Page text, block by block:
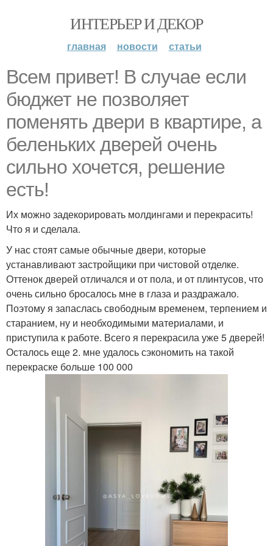
ИНТЕРЬЕР И ДЕКОР
главная новости статьи
Всем привет! В случае если
бюджет не позволяет
поменять двери в квартире, а
беленьких дверей очень
сильно хочется, решение
есть!
Их можно задекорировать молдингами и перекрасить!
Что я и сделала.
У нас стоят самые обычные двери, которые
устанавливают застройщики при чистовой отделке.
Оттенок дверей отличался и от пола, и от плинтусов, что
очень сильно бросалось мне в глаза и раздражало.
Поэтому я запаслась свободным временем, терпением и
старанием, ну и необходимыми материалами, и
приступила к работе. Всего я перекрасила уже 5 дверей!
Осталось еще 2. мне удалось сэкономить на такой
перекраске больше 100 000